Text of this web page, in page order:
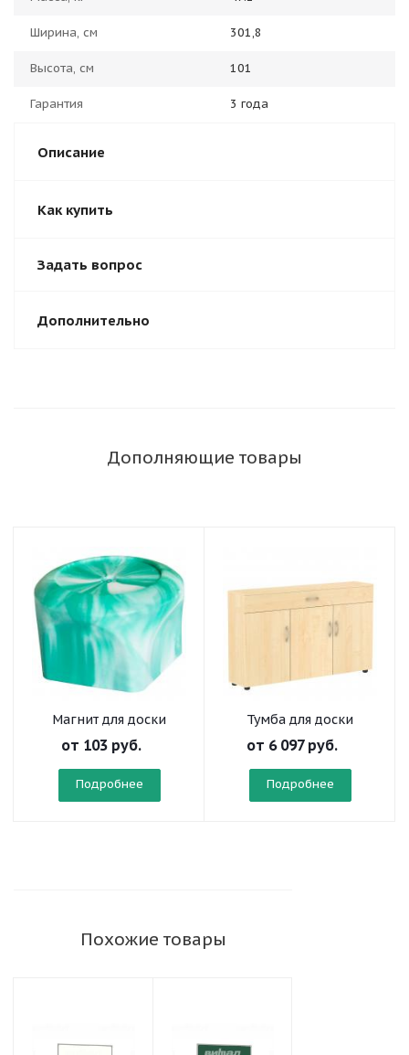
Ширина, см 301,8
Высота, см 101
Гарантия 3 года
Описание
Как купить
Задать вопрос
Дополнительно
Дополняющие товары
Магнит для доски
от 103 руб.
Подробнее
Тумба для доски
от 6 097 руб.
Подробнее
Похожие товары